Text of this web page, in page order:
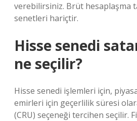
verebilirsiniz. Brüt hesaplaşma
senetleri hariçtir.
Hisse senedi
ne seçilir?
Hisse senedi işlemleri için,
emirleri için geçerlilik süresi
(CRU) seçeneği tercihen seçilir.